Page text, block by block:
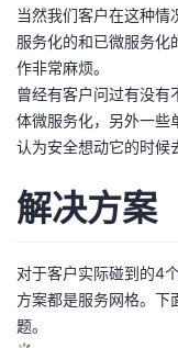
当然我们客户在这种
服务化的和已微服务化
作非常麻烦。
曾经有客户问过有没有
体微服务化，另外一些
认为安全想动它的时候
解决方案
对于客户实际碰到的4
方案都是服务网格。下
题。